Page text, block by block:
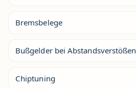
Bremsbelege
Bußgelder bei Abstandsverstößen
Chiptuning